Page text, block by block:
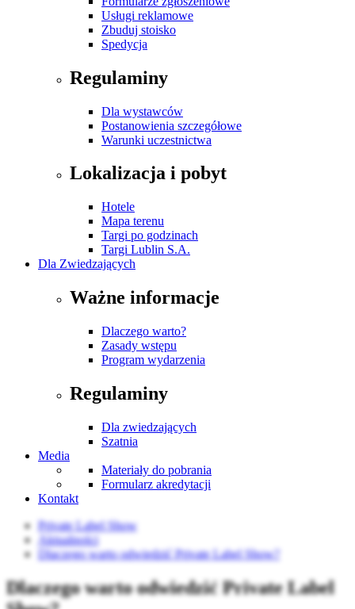
Usługi reklamowe
Zbuduj stoisko
Spedycja
Regulaminy
Dla wystawców
Postanowienia szczegółowe
Warunki uczestnictwa
Lokalizacja i pobyt
Hotele
Mapa terenu
Targi po godzinach
Targi Lublin S.A.
Dla Zwiedzających
Ważne informacje
Dlaczego warto?
Zasady wstępu
Program wydarzenia
Regulaminy
Dla zwiedzających
Szatnia
Media
Materiały do pobrania
Formularz akredytacji
Kontakt
Private Label Show
Aktualności
Dlaczego warto odwiedzić Private Label Show?
Dlaczego warto odwiedzić Private Label